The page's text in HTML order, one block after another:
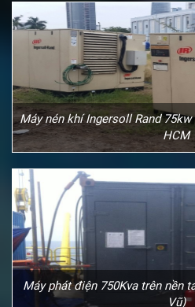
Máy nén khí Ingersoll Rand
HCM
Máy phát điện 750Kva trên nền
Vũ)